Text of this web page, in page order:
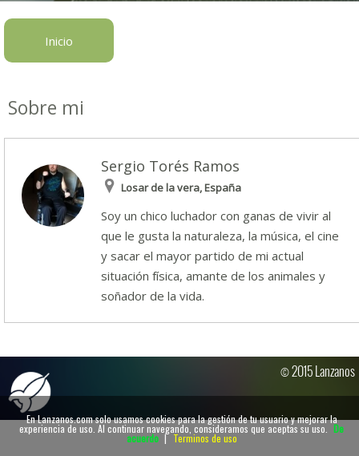
En Lanzanos.com solo usamos cookies para la gestión de tu usuario y mejorar la
experiencia de uso. Al continuar navegando, consideramos que aceptas su uso. De
acuerdo | Terminos de uso
Inicio
Sobre mi
Sergio Torés Ramos
Losar de la vera, España
Soy un chico luchador con ganas de vivir al
que le gusta la naturaleza, la música, el cine
y sacar el mayor partido de mi actual
situación física, amante de los animales y
soñador de la vida.
© 2015 Lanzanos